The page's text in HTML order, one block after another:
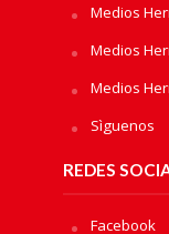
Medios
Medios
Medios
Sìguenos
REDES
Facebook